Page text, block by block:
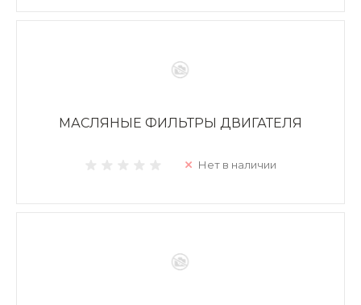
МАСЛЯНЫЕ ФИЛЬТРЫ ДВИГАТЕЛЯ
Нет в наличии